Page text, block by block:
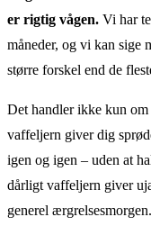
er rigtig vågen. Vi har
måneder, og vi kan sige
større forskel end de
Det handler ikke kun
vaffeljern giver dig
igen og igen – uden at
dårligt vaffeljern giver
generel